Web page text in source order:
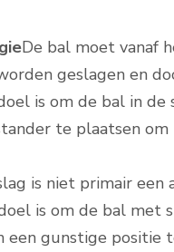
De bal moet vanaf
geslagen en
is om de bal in de
te plaatsen
is niet primair een
is om de bal met
een gunstige positie